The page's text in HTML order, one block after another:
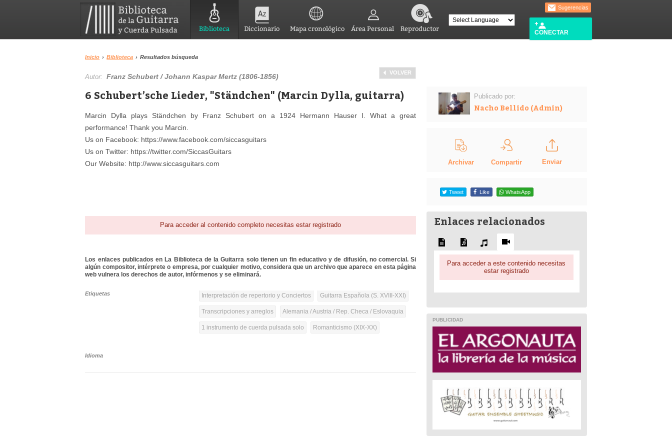
Biblioteca Diccionario Mapa cronológico Área Personal Reproductor
Sugerencias
CONECTAR
Inicio › Biblioteca › Resultados búsqueda
VOLVER
Autor:Franz Schubert / Johann Kaspar Mertz (1806-1856)
6 Schubert’sche Lieder, "Ständchen" (Marcin Dylla, guitarra)
Marcin Dylla plays Ständchen by Franz Schubert on a 1924 Hermann Hauser I. What a great
performance! Thank you Marcin.
Us on Facebook: https://www.facebook.com/siccasguitars
Us on Twitter: https://twitter.com/SiccasGuitars
Our Website: http://www.siccasguitars.com
Para acceder al contenido completo necesitas estar registrado
Los enlaces publicados en La Biblioteca de la Guitarra solo tienen un fin educativo y de difusión, no comercial. Si
algún compositor, intérprete o empresa, por cualquier motivo, considera que un archivo que aparece en esta página
web vulnera los derechos de autor, infórmenos y se eliminará.
Etiquetas Interpretación de repertorio y Conciertos Guitarra Española (S. XVIII-XXI)
Transcripciones y arreglos Alemania / Austria / Rep. Checa / Eslovaquia
1 instrumento de cuerda pulsada solo Romanticismo (XIX-XX)
Idioma
Publicado por:
Nacho Bellido (Admin)
Archivar Compartir Enviar
Tweet Like WhatsApp
Enlaces relacionados
Para acceder a este contenido necesitas
estar registrado
PUBLICIDAD